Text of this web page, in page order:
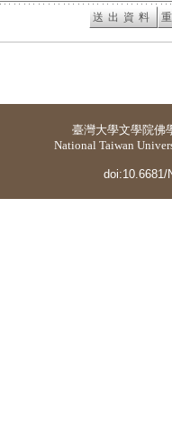
臺灣大學文學院佛
National Taiwan
doi:10.6681/